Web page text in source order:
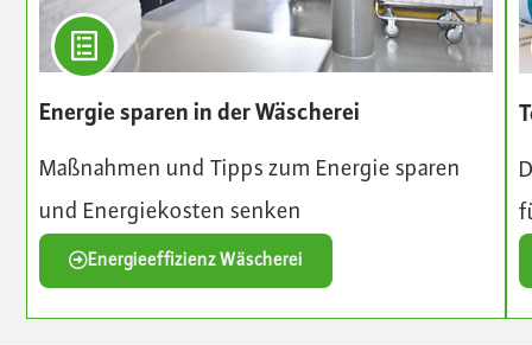
Energie sparen in der Wäscherei
Maßnahmen und Tipps zum Energie sparen
und Energiekosten senken
Energieeffizienz Wäscherei